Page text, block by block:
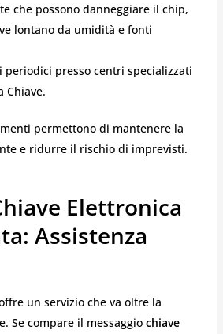
che possono danneggiare il chip,
lontano da umidità e fonti
presso centri specializzati
Chiave.
permettono di mantenere la
e ridurre il rischio di imprevisti.
Elettronica
Assistenza
un servizio che va oltre la
Se compare il messaggio chiave